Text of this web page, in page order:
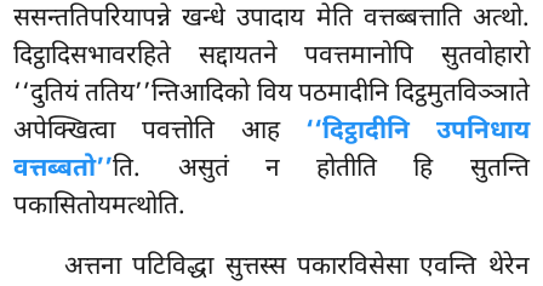
ससन्ततिपरियापन्ने खन्धे उपादाय मेति वत्तब्बत्ताति अत्थो.
दिट्ठादिसभावरहिते सद्दायतने पवत्तमानोपि सुतवोहारो
‘‘दुतियं ततिय’’न्तिआदिको विय पठमादीनि दिट्ठमुतविञ्ञाते
अपेक्खित्वा पवत्तोति आह ‘‘दिट्ठादीनि उपनिधाय
वत्तब्बतो’’ति. असुतं न होतीति हि सुतन्ति
पकासितोयमत्थोति.
अत्तना पटिविद्धा सुत्तस्स पकारविसेसा एवन्ति थेरेन